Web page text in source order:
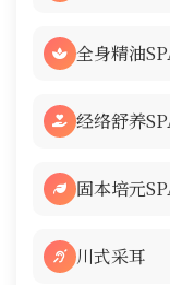
全身精油
经络舒养
固本培元
川式采耳